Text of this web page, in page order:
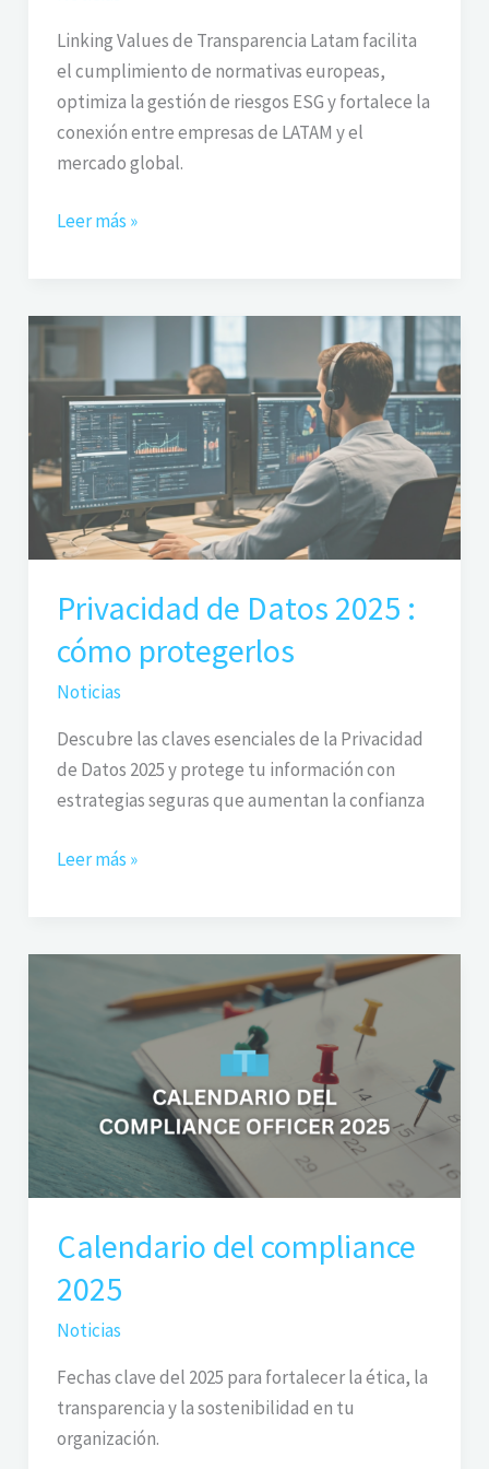
Linking Values de Transparencia Latam facilita
el cumplimiento de normativas europeas,
optimiza la gestión de riesgos ESG y fortalece la
conexión entre empresas de LATAM y el
mercado global.
Leer más »
Privacidad de Datos 2025 :
cómo protegerlos
Noticias
Descubre las claves esenciales de la Privacidad
de Datos 2025 y protege tu información con
estrategias seguras que aumentan la confianza
Privacidad
Datos
2025
cómo
protegerlos
Leer más »
Calendario del compliance
2025
Noticias
Fechas clave del 2025 para fortalecer la ética, la
transparencia y la sostenibilidad en tu
organización.
compliance